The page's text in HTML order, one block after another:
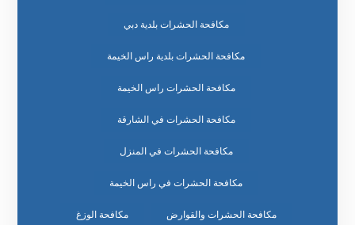
مكافحة الحشرات بلدية دبي
مكافحة الحشرات بلدية راس الخيمة
مكافحة الحشرات راس الخيمة
مكافحة الحشرات في الشارقة
مكافحة الحشرات في المنزل
مكافحة الحشرات في راس الخيمة
مكافحة الحشرات والقوارض مكافحة الوزغ